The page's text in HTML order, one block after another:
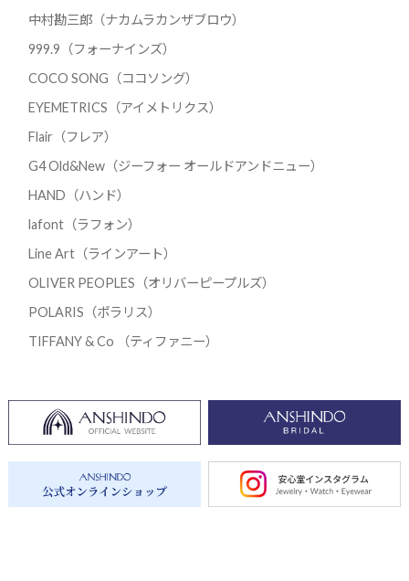
中村勘三郎（ナカムラカンザブロウ）
999.9（フォーナインズ）
COCO SONG（ココソング）
EYEMETRICS（アイメトリクス）
Flair（フレア）
G4 Old&New（ジーフォー オールドアンドニュー）
HAND（ハンド）
lafont（ラフォン）
Line Art（ラインアート）
OLIVER PEOPLES（オリバーピープルズ）
POLARIS（ポラリス）
TIFFANY & Co （ティファニー）